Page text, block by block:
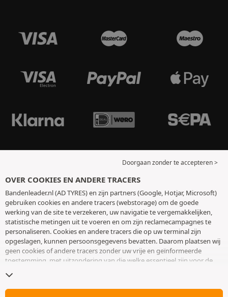
Doorgaan zonder te accepteren >
OVER COOKIES EN ANDERE TRACERS
Bandenleader.nl (AD TYRES) en zijn partners (Google, Hotjar, Microsoft)
gebruiken cookies en andere tracers (webstorage) om de goede
werking van de site te verzekeren, uw navigatie te vergemakkelijken,
statistische metingen uit te voeren en om zijn reclamecampagnes te
personaliseren. Cookies en andere tracers die op uw terminal zijn
opgeslagen, kunnen persoonsgegevens bevatten. Daarom plaatsen wij
geen cookies of andere tracers zonder uw vrije en geïnformeerde
toestemming, met uitzondering van die welke essentieel zijn voor de
toestemming op elk moment intrekken door naar de pagina over
cookies en andere tracerste gaan. U kunt ervoor kiezen om verder te